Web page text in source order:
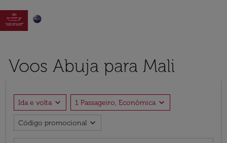

Voos Abuja para Mali
Ida e volta expand_more 1 Passageiro, Econômica expand_more
Código promocional expand_more